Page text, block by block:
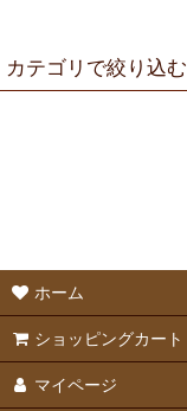
カテゴリで絞り込む
給水ボトル
ホーム
ショッピングカート
マイページ